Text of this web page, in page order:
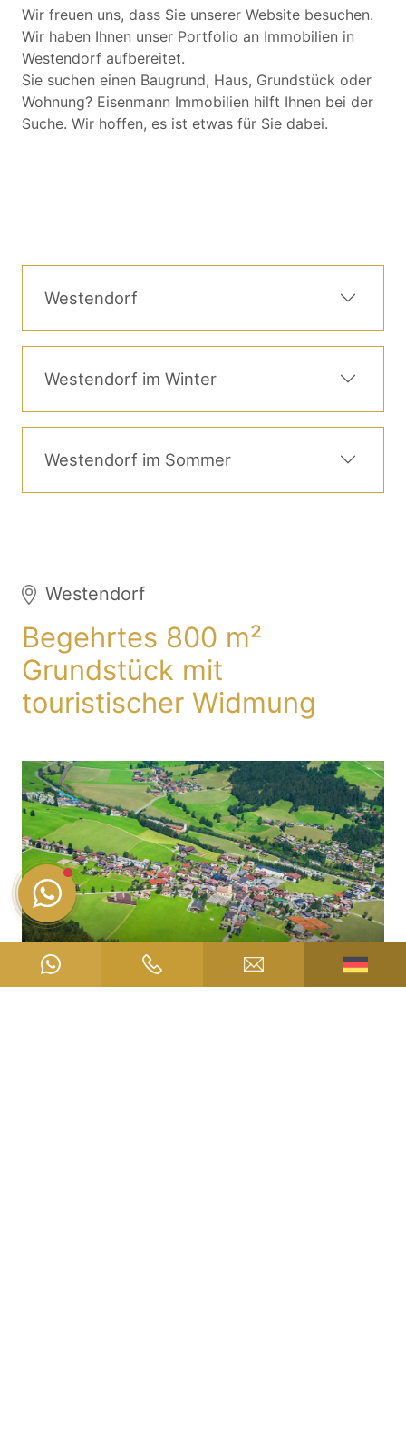
Wir freuen uns, dass Sie unserer Website besuchen.
Wir haben Ihnen unser Portfolio an Immobilien in
Westendorf aufbereitet.
Sie suchen einen Baugrund, Haus, Grundstück oder
Wohnung? Eisenmann Immobilien hilft Ihnen bei der
Suche. Wir hoffen, es ist etwas für Sie dabei.
Westendorf
Westendorf im Winter
Westendorf im Sommer
Westendorf
Begehrtes 800 m²
Grundstück mit
touristischer Widmung
Auf Anfrage